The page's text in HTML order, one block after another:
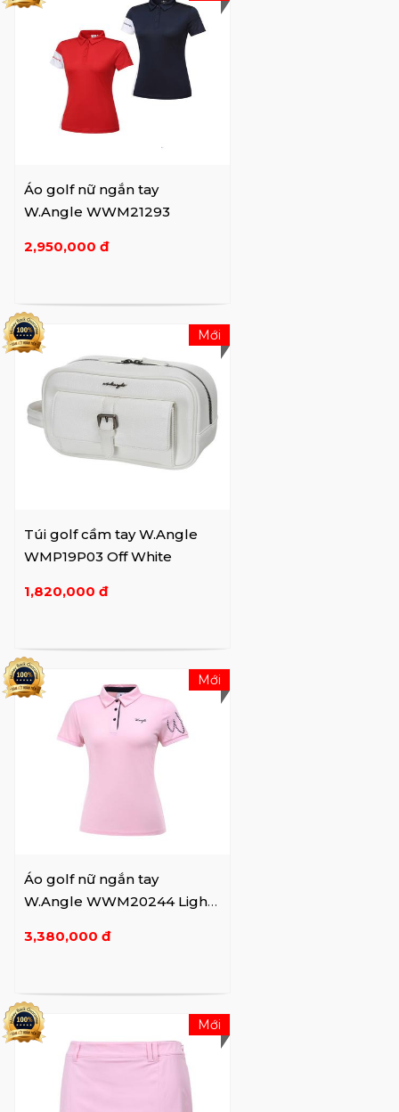
Áo golf nữ ngắn tay
W.Angle WWM21293
2,950,000 đ
Túi golf cầm tay W.Angle
WMP19P03 Off White
1,820,000 đ
Mới
Áo golf nữ ngắn tay
W.Angle WWM20244 Light
3,380,000 đ
Mới
Mới